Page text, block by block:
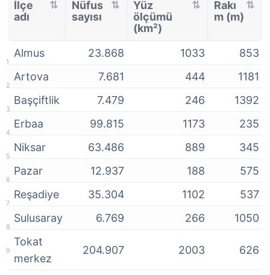
İlçe
adı
Nüfus
sayısı
Yüz
ölçümü
(km²)
Rakı
m (m)
Almus 23.868 1033
853
Artova
7.681 444
1181
Başçiftlik
7.479 246
1392
Erbaa
99.815 1173
235
Niksar
63.486 889
345
Pazar
12.937 188
575
Reşadiye
35.304 1102
537
Sulusaray
6.769 266
1050
Tokat
merkez
204.907 2003 626